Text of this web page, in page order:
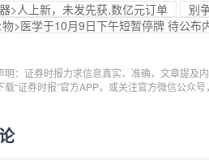
>人上新，未发先获,数亿元订单
别
>医学于10月9日下午短暂停牌 待公布
明：证券时报力求信息真实、准确，文章提及
载“证券时报”官方APP，或关注官方微信公众